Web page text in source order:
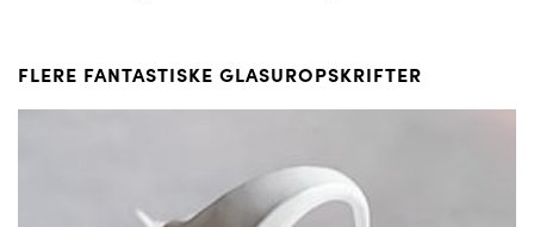
FLERE FANTASTISKE GLASUROPSKRIFTER